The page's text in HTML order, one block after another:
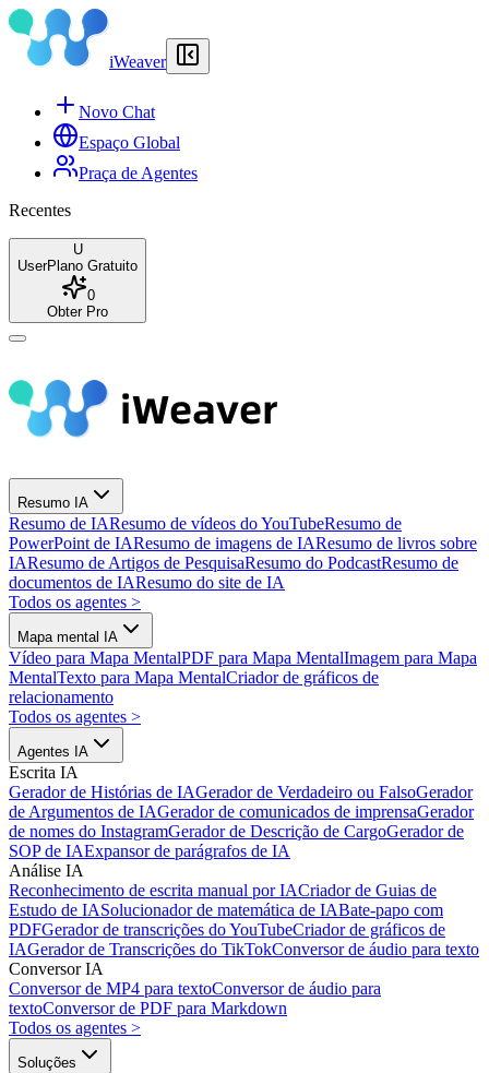
iWeaver
Novo Chat
Espaço Global
Praça de Agentes
Recentes
U
UserPlano Gratuito
0
Obter Pro
Resumo IA
Resumo de IAResumo de vídeos do YouTubeResumo de
PowerPoint de IAResumo de imagens de IAResumo de livros sobre
IAResumo de Artigos de PesquisaResumo do PodcastResumo de
documentos de IAResumo do site de IA
Todos os agentes >
Mapa mental IA
Vídeo para Mapa MentalPDF para Mapa MentalImagem para Mapa
MentalTexto para Mapa MentalCriador de gráficos de
relacionamento
Todos os agentes >
Agentes IA
Escrita IA
Gerador de Histórias de IAGerador de Verdadeiro ou FalsoGerador
de Argumentos de IAGerador de comunicados de imprensaGerador
de nomes do InstagramGerador de Descrição de CargoGerador de
SOP de IAExpansor de parágrafos de IA
Análise IA
Reconhecimento de escrita manual por IACriador de Guias de
Estudo de IASolucionador de matemática de IABate-papo com
PDFGerador de transcrições do YouTubeCriador de gráficos de
IAGerador de Transcrições do TikTokConversor de áudio para texto
Conversor IA
Conversor de MP4 para textoConversor de áudio para
textoConversor de PDF para Markdown
Todos os agentes >
Soluções